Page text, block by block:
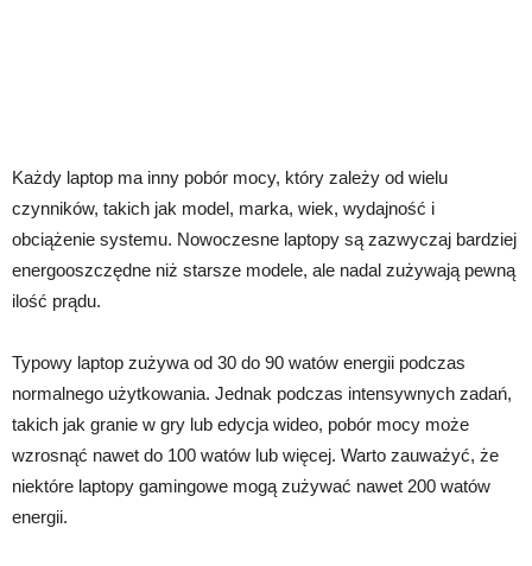
Każdy laptop ma inny pobór mocy, który zależy od wielu
czynników, takich jak model, marka, wiek, wydajność i
obciążenie systemu. Nowoczesne laptopy są zazwyczaj bardziej
energooszczędne niż starsze modele, ale nadal zużywają pewną
ilość prądu.
Typowy laptop zużywa od 30 do 90 watów energii podczas
normalnego użytkowania. Jednak podczas intensywnych zadań,
takich jak granie w gry lub edycja wideo, pobór mocy może
wzrosnąć nawet do 100 watów lub więcej. Warto zauważyć, że
niektóre laptopy gamingowe mogą zużywać nawet 200 watów
energii.